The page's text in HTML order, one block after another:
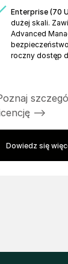
Enterprise (70
dużej skali.
Advanced
roczny dostęp
-->
Dowiedz się